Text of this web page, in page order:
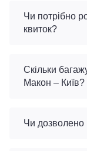
Чи потрібно
квиток?
Скільки
Макон – Київ?
Чи дозволено